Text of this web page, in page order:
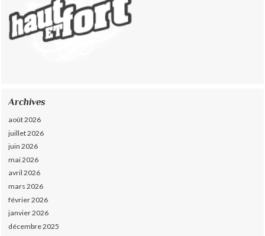
Archives
août 2026
juillet 2026
juin 2026
mai 2026
avril 2026
mars 2026
février 2026
janvier 2026
décembre 2025